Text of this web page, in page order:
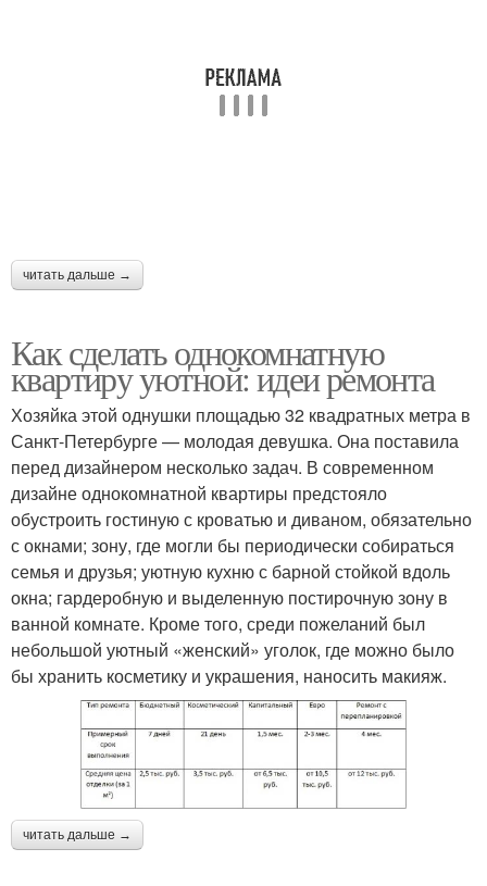
читать дальше →
Как сделать однокомнатную
квартиру уютной: идеи ремонта
Хозяйка этой однушки площадью 32 квадратных метра в
Санкт-Петербурге — молодая девушка. Она поставила
перед дизайнером несколько задач. В современном
дизайне однокомнатной квартиры предстояло
обустроить гостиную с кроватью и диваном, обязательно
с окнами; зону, где могли бы периодически собираться
семья и друзья; уютную кухню с барной стойкой вдоль
окна; гардеробную и выделенную постирочную зону в
ванной комнате. Кроме того, среди пожеланий был
небольшой уютный «женский» уголок, где можно было
бы хранить косметику и украшения, наносить макияж.
читать дальше →